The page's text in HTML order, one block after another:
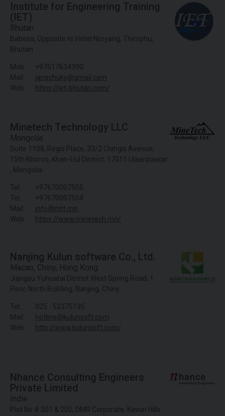
Institute for Engineering Training
(IET)
Bhutan
Babesa, Opposite to Hotel Noryang, Thimphu,
Bhutan
Mob.:
+97517634390
Mail:
jangchuky@gmail.com
Web:
https://iet-bhutan.com/
Minetech Technology LLC
Mongolia
Suite 1108, Regis Place, 33/2 Chingis Avenue,
15th Khoroo, Khan-Uul District, 17011 Ulaanbaatar
, Mongolia
Tel.:
+97670007505
Tel.:
+97670007504
Mail:
info@mtt.mn
Web:
https://www.minetech.mn/
Nanjing Kulun software Co., Ltd.
Macao, Chiny, Hong Kong
Jiangsu Yuhuatai District West Spring Road, 1
Floor, North Building, Nanjing, Chiny
Tel.:
025 - 52375135
Mail:
hotline@kulunsoft.com
Web:
http://www.kulunsoft.com/
Nhance Consulting Engineers
Private Limited
Indie
Plot No # 201 & 202, DMR Corporate, Kavuri Hills